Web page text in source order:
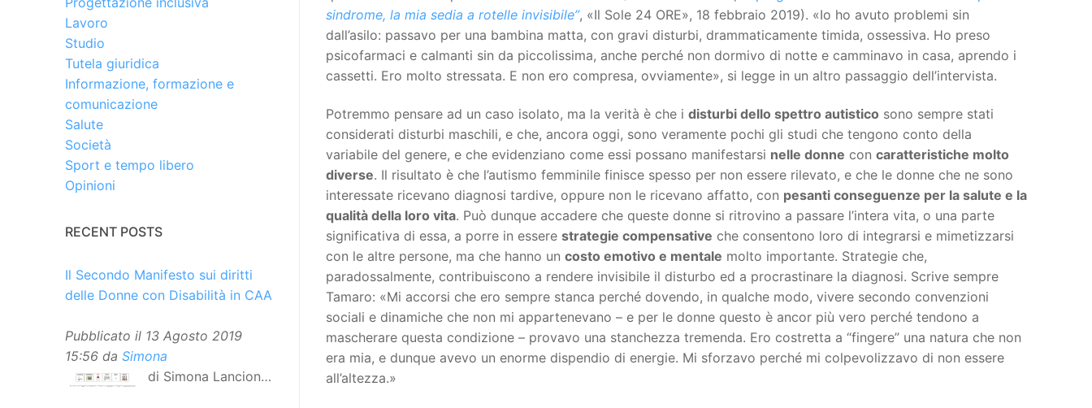
sindrome, la mia sedia a rotelle invisibile”, «Il Sole 24 ORE», 18 febbraio 2019). «Io ho avuto problemi sin
dall’asilo: passavo per una bambina matta, con gravi disturbi, drammaticamente timida, ossessiva. Ho preso
psicofarmaci e calmanti sin da piccolissima, anche perché non dormivo di notte e camminavo in casa, aprendo i
cassetti. Ero molto stressata. E non ero compresa, ovviamente», si legge in un altro passaggio dell’intervista.
Potremmo pensare ad un caso isolato, ma la verità è che i disturbi dello spettro autistico sono sempre stati
considerati disturbi maschili, e che, ancora oggi, sono veramente pochi gli studi che tengono conto della
variabile del genere, e che evidenziano come essi possano manifestarsi nelle donne con caratteristiche molto
diverse. Il risultato è che l’autismo femminile finisce spesso per non essere rilevato, e che le donne che ne sono
interessate ricevano diagnosi tardive, oppure non le ricevano affatto, con pesanti conseguenze per la salute e la
qualità della loro vita. Può dunque accadere che queste donne si ritrovino a passare l’intera vita, o una parte
significativa di essa, a porre in essere strategie compensative che consentono loro di integrarsi e mimetizzarsi
con le altre persone, ma che hanno un costo emotivo e mentale molto importante. Strategie che,
paradossalmente, contribuiscono a rendere invisibile il disturbo ed a procrastinare la diagnosi. Scrive sempre
Tamaro: «Mi accorsi che ero sempre stanca perché dovendo, in qualche modo, vivere secondo convenzioni
sociali e dinamiche che non mi appartenevano – e per le donne questo è ancor più vero perché tendono a
mascherare questa condizione – provavo una stanchezza tremenda. Ero costretta a “fingere” una natura che non
era mia, e dunque avevo un enorme dispendio di energie. Mi sforzavo perché mi colpevolizzavo di non essere
all’altezza.»
Lavoro
Studio
Tutela giuridica
Informazione, formazione e
comunicazione
Salute
Società
Sport e tempo libero
Opinioni
RECENT POSTS
Il Secondo Manifesto sui diritti
delle Donne con Disabilità in CAA
Pubblicato il 13 Agosto 2019
15:56 da Simona
di Simona Lancioni,